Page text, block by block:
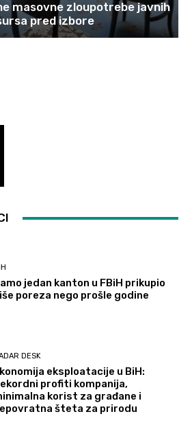
masovne zloupotrebe javnih
pred izbore
jedan kanton u FBiH prikupio
poreza nego prošle godine
DESK
eksploatacije u BiH:
profiti kompanija,
korist za građane i
šteta za prirodu